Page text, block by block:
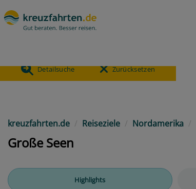
- Große Seen
Detailsuche Zurücksetzen
kreuzfahrten.de Reiseziele Nordamerika
Große Seen
Highlights